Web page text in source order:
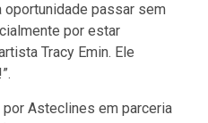
passar sem
por estar
Tracy Emin. Ele
Asteclines em parceria